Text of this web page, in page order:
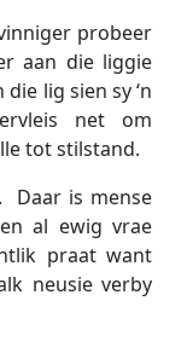
probeer
aan die liggie
lig sien sy ‘n
net om
tot stilstand.
Daar is mense
al ewig vrae
praat want
neusie verby